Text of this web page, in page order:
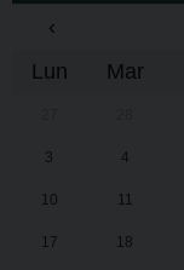
‹
Lun
Mar
3 4
10 11
17 18